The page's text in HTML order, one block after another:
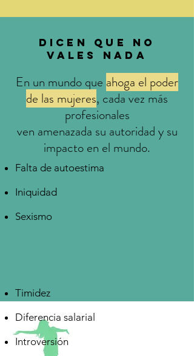
Dicen que no
vales nada
En un mundo que ahoga el poder
de las mujeres, cada vez más
profesionales
ven amenazada su autoridad y su
impacto en el mundo.
Falta de autoestima
Iniquidad
Sexismo
Timidez
Diferencia salarial
Introversión